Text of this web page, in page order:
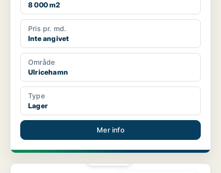
8 000 m2
Pris pr. md.
Inte angivet
Område
Ulricehamn
Type
Lager
Mer info
Coworking i Göteborg Centrum